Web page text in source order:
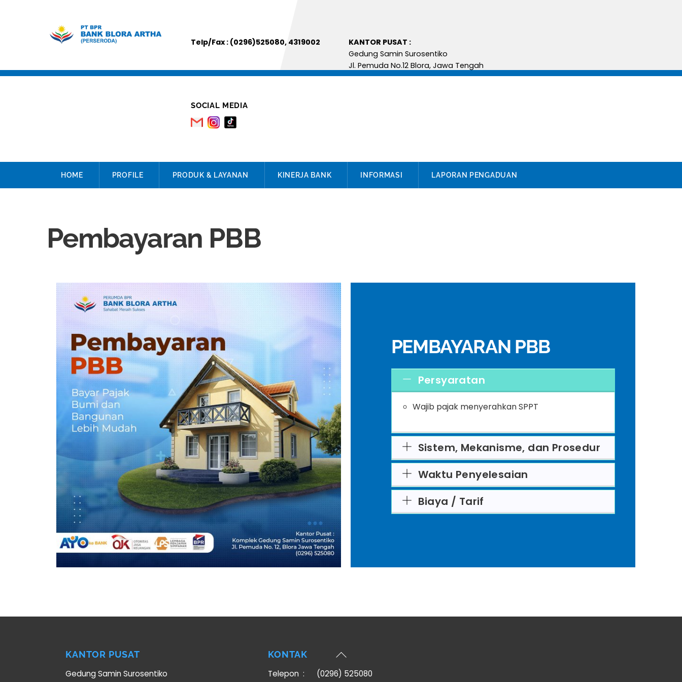
HOME PROFILE PRODUK & LAYANAN KINERJA BANK INFORMASI LAPORAN PENGADUAN
Telp/Fax : (0296)525080, 4319002
KANTOR PUSAT :
Gedung Samin Surosentiko
Jl. Pemuda No.12 Blora, Jawa Tengah
SOCIAL MEDIA
Pembayaran PBB
PEMBAYARAN PBB
Persyaratan
Wajib pajak menyerahkan SPPT
Sistem, Mekanisme, dan Prosedur
Waktu Penyelesaian
Biaya / Tarif
Back
Top
KANTOR PUSAT
Gedung Samin Surosentiko
KONTAK
Telepon : (0296) 525080